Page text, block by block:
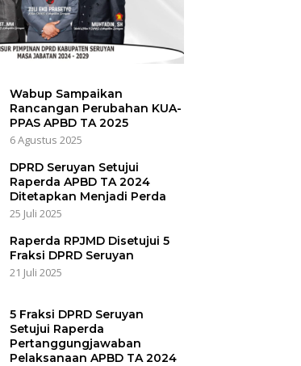
Wabup Sampaikan
Rancangan Perubahan KUA-
PPAS APBD TA 2025
6 Agustus 2025
DPRD Seruyan Setujui
Raperda APBD TA 2024
Ditetapkan Menjadi Perda
25 Juli 2025
Raperda RPJMD Disetujui 5
Fraksi DPRD Seruyan
21 Juli 2025
5 Fraksi DPRD Seruyan
Setujui Raperda
Pertanggungjawaban
Pelaksanaan APBD TA 2024